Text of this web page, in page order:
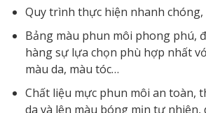
Quy trình thực hiện nhanh chóng,
Bảng màu phun môi phong phú,
hàng sự lựa chọn phù hợp nhất
màu da, màu tóc…
Chất liệu mực phun môi an toàn,
da và lên màu bóng mịn tự nhiên,